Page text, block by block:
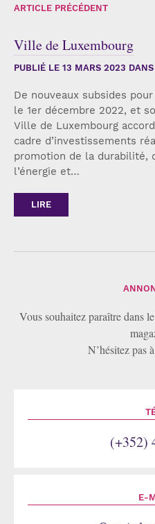
ARTICLE PRÉCÉDENT
Ville de Luxembourg
PUBLIÉ LE 13 MARS 2023
De nouveaux subsides
le 1er décembre 2022, et
Ville de Luxembourg
cadre d’investissements
promotion de la durabilité,
l’énergie et…
LIRE
Vous souhaitez paraître dans
N’hésitez pas
(+352)
E-